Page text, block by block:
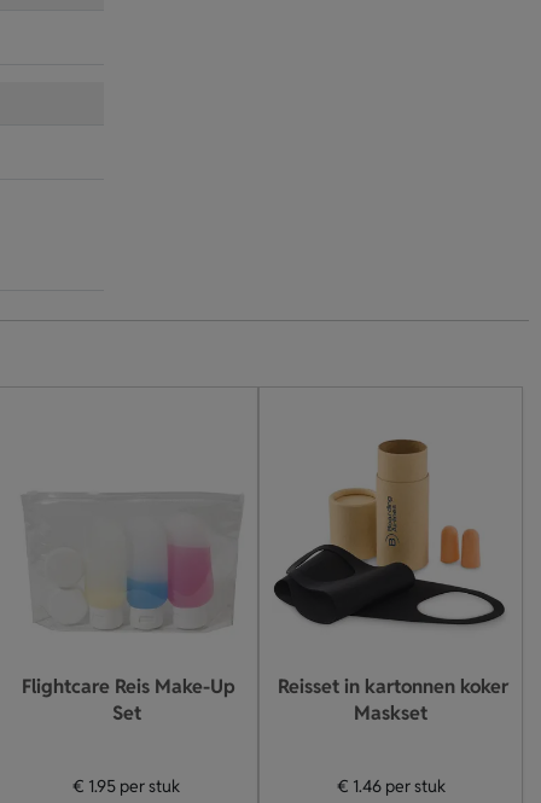
Flightcare Reis Make-Up
Set
€ 1.95 per stuk
Reisset in kartonnen koker
Maskset
€ 1.46per stuk